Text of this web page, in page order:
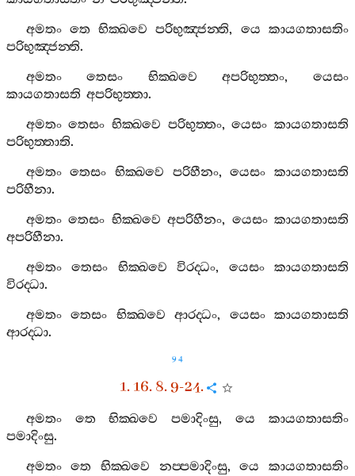
අමතං තෙ භික‍්ඛවෙ පරිභුඤ‍්ජන‍්ති, යෙ කායගතාසතිං
පරිභුඤ‍්ජන‍්ති.
අමතං
තෙසං භික‍්ඛවෙ අපරිභුත‍්තං, යෙසං
කායගතාසති අපරිභුත‍්තා.
අමතං තෙසං භික‍්ඛවෙ පරිභුත‍්තං,යෙසං කායගතාසති
පරිභුත‍්තාති.
අමතං තෙසං භික‍්ඛවෙ පරිහීනං,යෙසං කායගතාසති
පරිහීනා.
අමතං තෙසං භික‍්ඛවෙ අපරිහීනං, යෙසං කායගතාසති
අපරිහීනා.
අමතං
තෙසං භික‍්ඛවෙ විරද‍්ධං, යෙසං
කායගතාසති
විරද‍්ධා.
අමතං
තෙසං භික‍්ඛවෙ ආරද‍්ධං, යෙසං
කායගතාසති
ආරද‍්ධා.
94
1. 16. 8. 9-24.
අමතං තෙ භික‍්ඛවෙ පමාදිංසු,යෙ
කායගතාසතිං
පමාදිංසු.
අමතං
තෙ භික‍්ඛවෙ නප‍්පමාදිංසු,යෙ
කායගතාසතිං